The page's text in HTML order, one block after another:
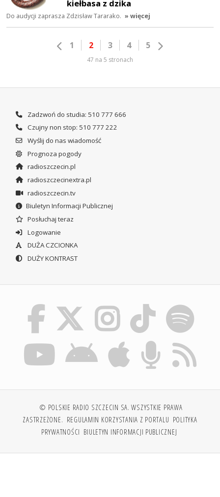
kiełbasa z dzika
Do audycji zaprasza Zdzisław Tararako. » więcej
1 2 3 4 5
47 na 5 stronach
Zadzwoń do studia: 510 777 666
Czujny non stop: 510 777 222
Wyślij do nas wiadomość
Prognoza pogody
radioszczecin.pl
radioszczecinextra.pl
radioszczecin.tv
Biuletyn Informacji Publicznej
Posłuchaj teraz
Logowanie
DUŻA CZCIONKA
DUŻY KONTRAST
© POLSKIE RADIO SZCZECIN SA. WSZYSTKIE PRAWA
ZASTRZEŻONE. REGULAMIN KORZYSTANIA Z PORTALU POLITYKA
PRYWATNOŚCI BIULETYN INFORMACJI PUBLICZNEJ